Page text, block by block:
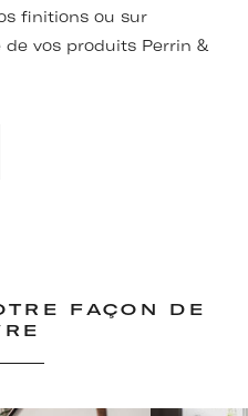
finitions ou sur
vos produits Perrin &
FAÇON DE